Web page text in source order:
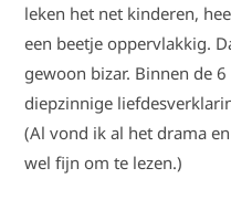
leken het net kinderen,
een beetje oppervlakkig.
gewoon bizar. Binnen de
diepzinnige
(Al vond ik al het drama
wel fijn om te lezen.)